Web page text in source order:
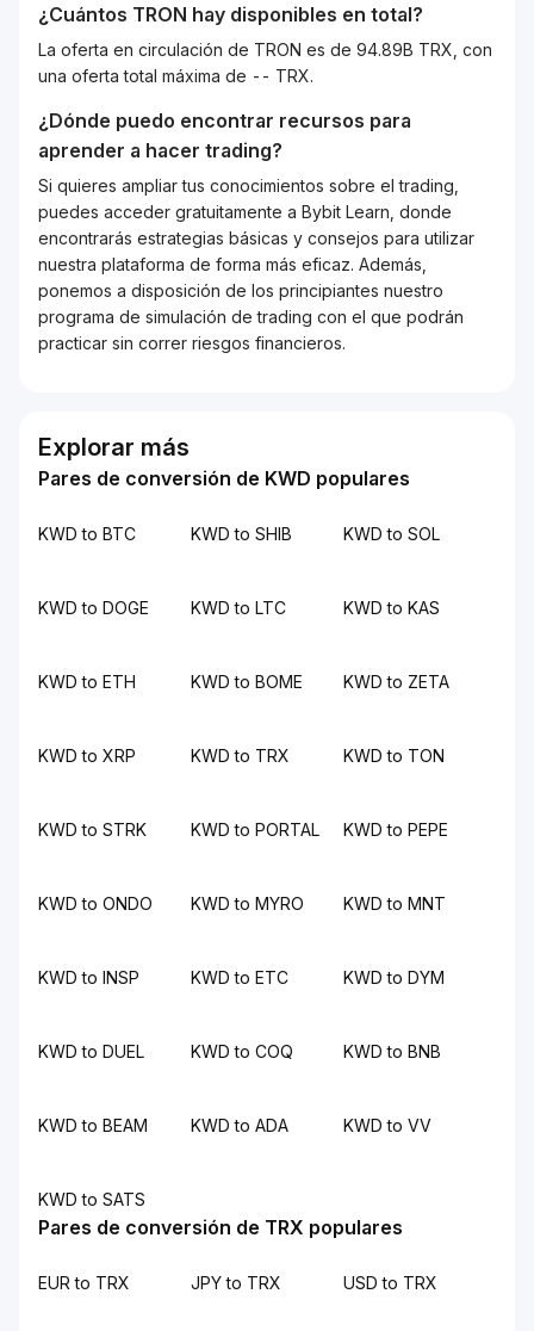
¿Cuántos TRON hay disponibles en total?
La oferta en circulación de TRON es de 94.89B TRX, con
una oferta total máxima de -- TRX.
¿Dónde puedo encontrar recursos para
aprender a hacer trading?
Si quieres ampliar tus conocimientos sobre el trading,
puedes acceder gratuitamente a Bybit Learn, donde
encontrarás estrategias básicas y consejos para utilizar
nuestra plataforma de forma más eficaz. Además,
ponemos a disposición de los principiantes nuestro
programa de simulación de trading con el que podrán
practicar sin correr riesgos financieros.
Explorar más
Pares de conversión de KWD populares
KWD to BTC KWD to SHIB KWD to SOL
KWD to DOGE KWD to LTC KWD to KAS
KWD to ETH KWD to BOME KWD to ZETA
KWD to XRP KWD to TRX KWD to TON
KWD to STRK KWD to PORTAL KWD to PEPE
KWD to ONDO KWD to MYRO KWD to MNT
KWD to INSP KWD to ETC KWD to DYM
KWD to DUEL KWD to COQ KWD to BNB
KWD to BEAM KWD to ADA KWD to VV
KWD to SATS
Pares de conversión de TRX populares
EUR to TRX JPY to TRX USD to TRX